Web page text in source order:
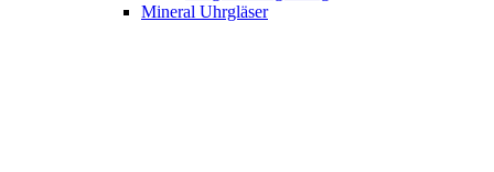
Mineral Uhrgläser